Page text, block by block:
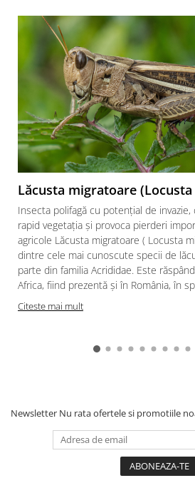
GRÂU DE PRIMĂVARĂ
Tratament semințe
Erbicide
Fungicide
GRÂU DE TOAMNĂ
Tratament semințe
Erbicide
Fungicide
Insecticide
Biostimulatori
Fertilizanți foliari
Dezinfectant sol
Regulatori de creștere
GRÂU SPELTA
Insecticide
GULIE
Fungicide
Insecticide
Biostimulatori
OLEAGINOASE
Insecticide
OREZ
Insecticide
Fertilizanți foliari
ORZ
Tratament semințe
Fungicide
Insecticide
Fertilizanți foliari
ORZOAICĂ
Tratament semințe
Fungicide
Insecticide
OVĂZ
Insecticide
Biostimulatori
Lăcusta migratoare
Insecta polifagă cu potențial de
rapid vegetația și provoca pierderi
agricole Lăcusta migratoare ( Locusta
dintre cele mai cunoscute specii de
parte din familia Acrididae. Este
Africa, fiind prezentă și în România, în
Citeste mai mult
Newsletter Nu rata ofertele si promotiile